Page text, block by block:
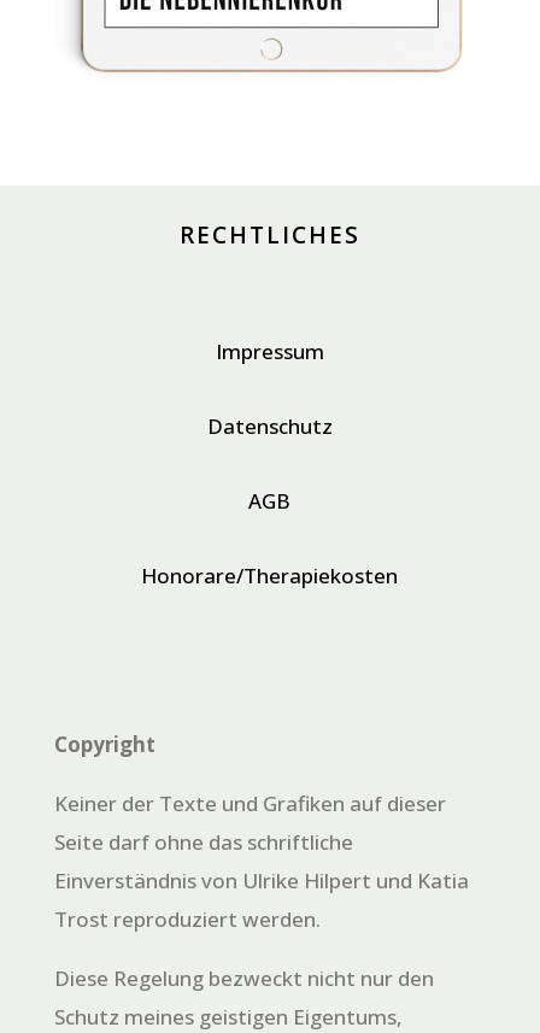
RECHTLICHES
Impressum
Datenschutz
AGB
Honorare/Therapiekosten
Copyright
Keiner der Texte und Grafiken auf dieser
Seite darf ohne das schriftliche
Einverständnis von Ulrike Hilpert und Katia
Trost reproduziert werden.
Diese Regelung bezweckt nicht nur den
Schutz meines geistigen Eigentums,